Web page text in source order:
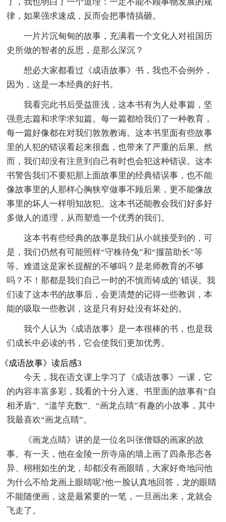
律，如果强求速成，反而会把事情搞砸。
一片片沉甸甸的故事，充满着一个文化人对祖国历
史所做的智者的反思，是那么深沉？
想必大家都看过《成语故事》书，我也不会例外，
因为，这是一本经典的好书。
我看完此书后受益匪浅，这本书有为人处事篇，坚
强意志篇和求学求知篇。每一篇都给我们了一种教育，
每一篇好像都在对我们敦敦教诲。这本书里面有些故事
里的人犯的错误看起来很蠢，也带来了严重的后果。然
而，我们却没有注意到自己有时也会犯这种错误。这本
书警告我们不要犯那上面故事里的经典错误事，也不能
像故事里的人那样心胸狭窄做事不顾后果，更不能像故
事里的坏人一样明知故犯。这本书还能教会我们好多好
多做人的道理，从而塑造一个优秀的我们。
这本书有些经典的故事是我们从小就接受到的，可
是，我们仍然有可能照样“守株待兔”和“揠苗助长”等
等。难道这是家长提醒的不够吗？是老师教育的不够
吗？不！那都是我们自己一时的不慎而铸成的`错误。我
们读了这本书的故事后，会更清楚的记得一些教训，本
能的吸取一些教训，这是只有好处没有坏处的。
我个人认为《成语故事》是一本很棒的书，也是我
们成长中必读的书，它会使我们更加优秀。
《成语故事》读后感3
今天，我在语文课上学习了《成语故事》一课，它
的内容丰富多彩，我看的十分入迷。书里面的故事有“自
相矛盾”、“滥竽充数”、“画龙点睛”有趣的小故事，其中
我最喜欢“画龙点睛”。
《画龙点睛》讲的是一位名叫张僧繇的画家的故
事。有一天，他在金陵一所寺庙的墙上画了四条形态各
异、栩栩如生的龙，却都没有画眼睛，大家好奇地问他
为什么不给龙画上眼睛呢?他一脸认真地回答，龙的眼睛
不能随便画，这是最紧要的一笔，一旦画出来，龙就会
飞走了。